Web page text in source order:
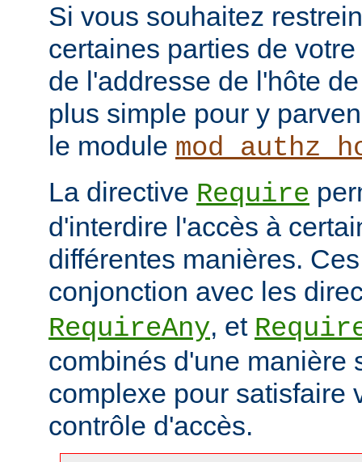
Si vous souhaitez
certaines parties de
de l'addresse de l'hôte
plus simple pour y
le module
La directive Require
d'interdire l'accès à
différentes manières.
conjonction avec les
RequireAny, et
combinés d'une manière
complexe pour satisfaire
contrôle d'accès.